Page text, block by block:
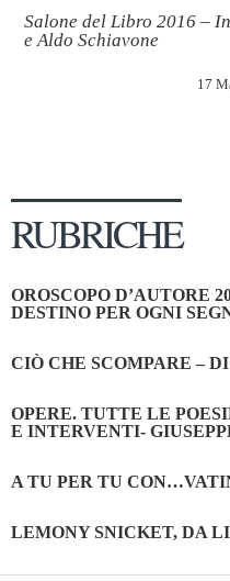
Salone del Libro 2016 –
e Aldo Schiavone
17
RUBRICHE
OROSCOPO D’AUTORE
DESTINO PER OGNI
CIÒ CHE SCOMPARE –
OPERE. TUTTE LE
E INTERVENTI-
A TU PER TU
LEMONY SNICKET, DA